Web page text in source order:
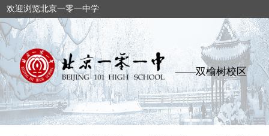
欢迎浏览北京一零一中学
——双榆树校区